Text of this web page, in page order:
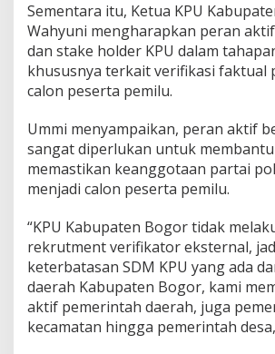
Sementara itu, Ketua KPU
Wahyuni mengharapkan peran
dan stake holder KPU dalam
khususnya terkait verifikasi faktual
calon peserta pemilu.
Ummi menyampaikan, peran aktif
sangat diperlukan untuk membantu
memastikan keanggotaan partai
menjadi calon peserta pemilu.
“KPU Kabupaten Bogor tidak
rekrutment verifikator eksternal,
keterbatasan SDM KPU yang ada
daerah Kabupaten Bogor, kami
aktif pemerintah daerah, juga
kecamatan hingga pemerintah